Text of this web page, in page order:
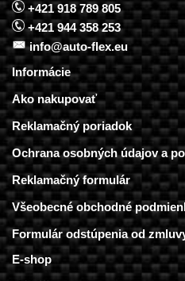
+421 918 789 805
+421 944 358 253
info@auto-flex.eu
Informácie
Ako nakupovať
Reklamačný poriadok
Ochrana osobných údajov a
Reklamačný formulár
Všeobecné obchodné
Formulár odstúpenia od
E-shop